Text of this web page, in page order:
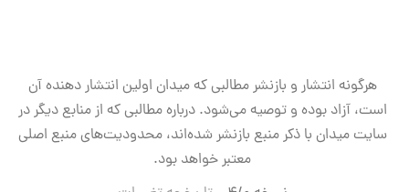
هرگونه انتشار و بازنشر مطالبی که میدان اولین انتشار دهنده آن
است، آزاد بوده و توصیه می‌شود. درباره مطالبی که از منابع دیگر در
سایت میدان با ذکر منبع بازنشر شده‌اند، محدودیت‌های منبع اصلی
معتبر خواهد بود.